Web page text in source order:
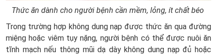
Thức ăn dành cho người bệnh cần mềm, lỏng, ít chất béo
Trong trường hợp không dung nạp được thức ăn qua đường
miệng hoặc viêm tụy nặng, người bệnh có thể được nuôi ăn
tĩnh mạch nếu thông mũi dạ dày không dung nạp đủ hoặc